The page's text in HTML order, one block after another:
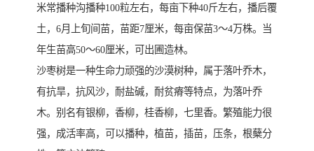
米常播种沟播种100粒左右，每亩下种40斤左右，播后覆
土，6月上旬间苗，苗距7厘米，每亩保苗3～4万株。当
年生苗高50～60厘米，可出圃造林。
沙枣树是一种生命力顽强的沙漠树种，属于落叶乔木，
有抗旱，抗风沙，耐盐碱，耐贫瘠等特点，为落叶乔
木。别名有银柳，香柳，桂香柳，七里香。繁殖能力很
强，成活率高，可以播种，植苗，插苗，压条，根蘖分